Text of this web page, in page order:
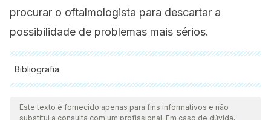
procurar o oftalmologista para descartar a
possibilidade de problemas mais sérios.
Bibliografia
Todas as fontes citadas foram minuciosamente revisadas por
nossa equipe para garantir sua qualidade, confiabilidade,
Este texto é fornecido apenas para fins informativos e não
substitui a consulta com um profissional. Em caso de dúvida,